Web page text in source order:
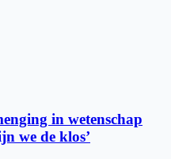
in wetenschap
we de klos’